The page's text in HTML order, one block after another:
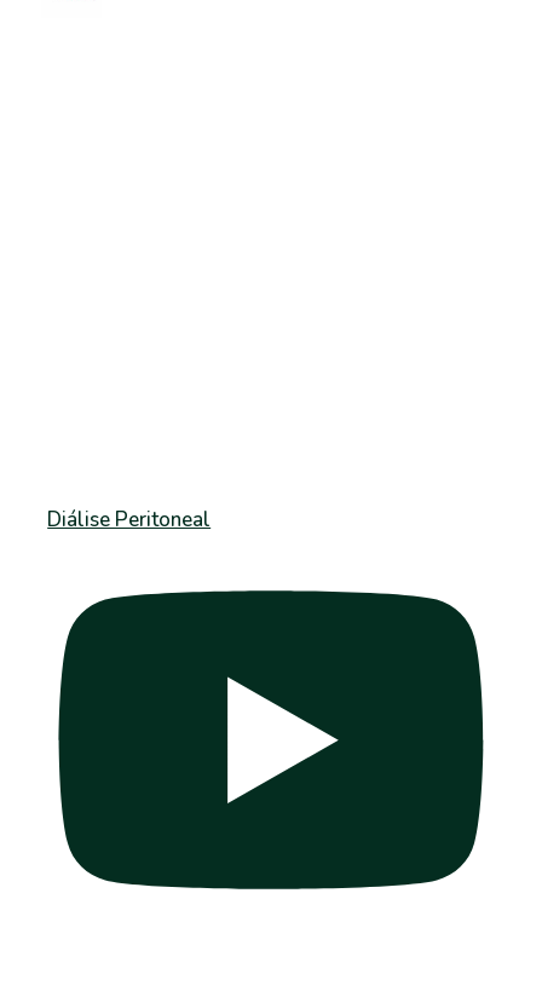
Diálise Peritoneal